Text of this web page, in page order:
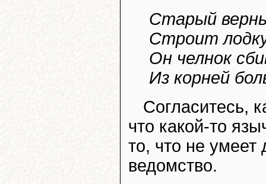
Старый
Строит
Он челнок
Из корней
Согласитесь,
что какой-то
то, что не умеет
ведомство.